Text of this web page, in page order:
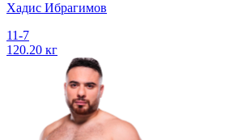
Хадис Ибрагимов
11-7
120.20 кг